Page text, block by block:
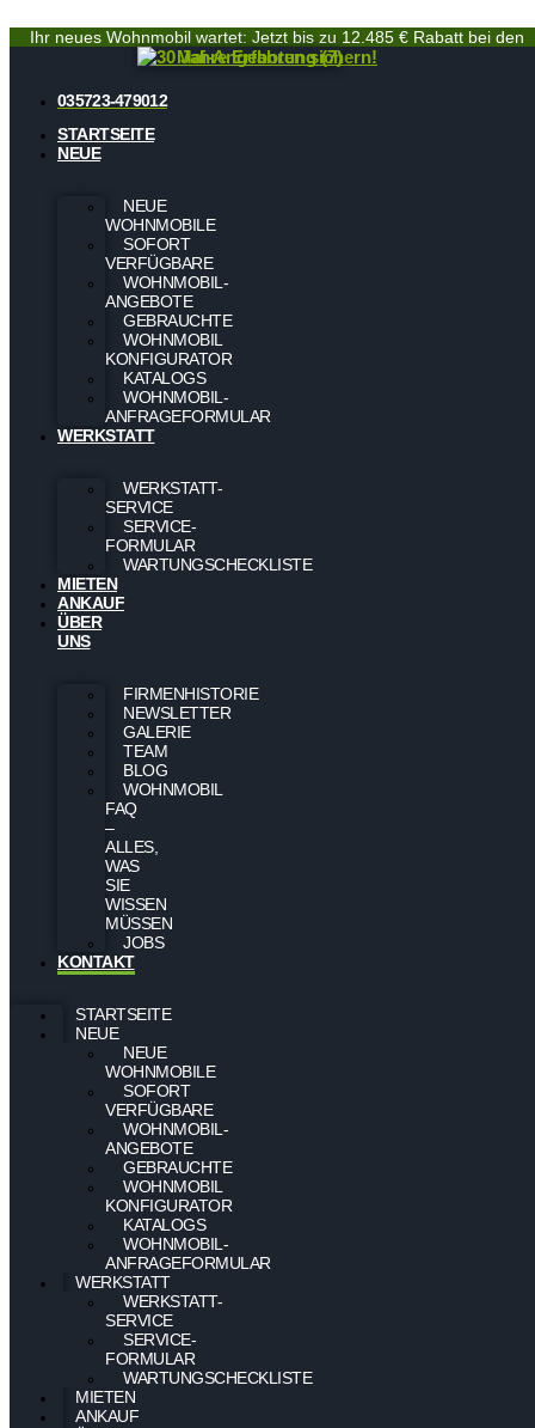
Ihr neues Wohnmobil wartet: Jetzt bis zu 12.485 € Rabatt bei den
Mai-Angeboten sichern!
035723-479012
STARTSEITE
NEUE
NEUE
WOHNMOBILE
SOFORT
VERFÜGBARE
WOHNMOBIL-
ANGEBOTE
GEBRAUCHTE
WOHNMOBIL
KONFIGURATOR
KATALOGS
WOHNMOBIL-
ANFRAGEFORMULAR
WERKSTATT
WERKSTATT-
SERVICE
SERVICE-
FORMULAR
WARTUNGSCHECKLISTE
MIETEN
ANKAUF
ÜBER
UNS
FIRMENHISTORIE
NEWSLETTER
GALERIE
TEAM
BLOG
WOHNMOBIL
FAQ
–
ALLES,
WAS
SIE
WISSEN
MÜSSEN
JOBS
KONTAKT
STARTSEITE
NEUE
NEUE
WOHNMOBILE
SOFORT
VERFÜGBARE
WOHNMOBIL-
ANGEBOTE
GEBRAUCHTE
WOHNMOBIL
KONFIGURATOR
KATALOGS
WOHNMOBIL-
ANFRAGEFORMULAR
WERKSTATT
WERKSTATT-
SERVICE
SERVICE-
FORMULAR
WARTUNGSCHECKLISTE
MIETEN
ANKAUF